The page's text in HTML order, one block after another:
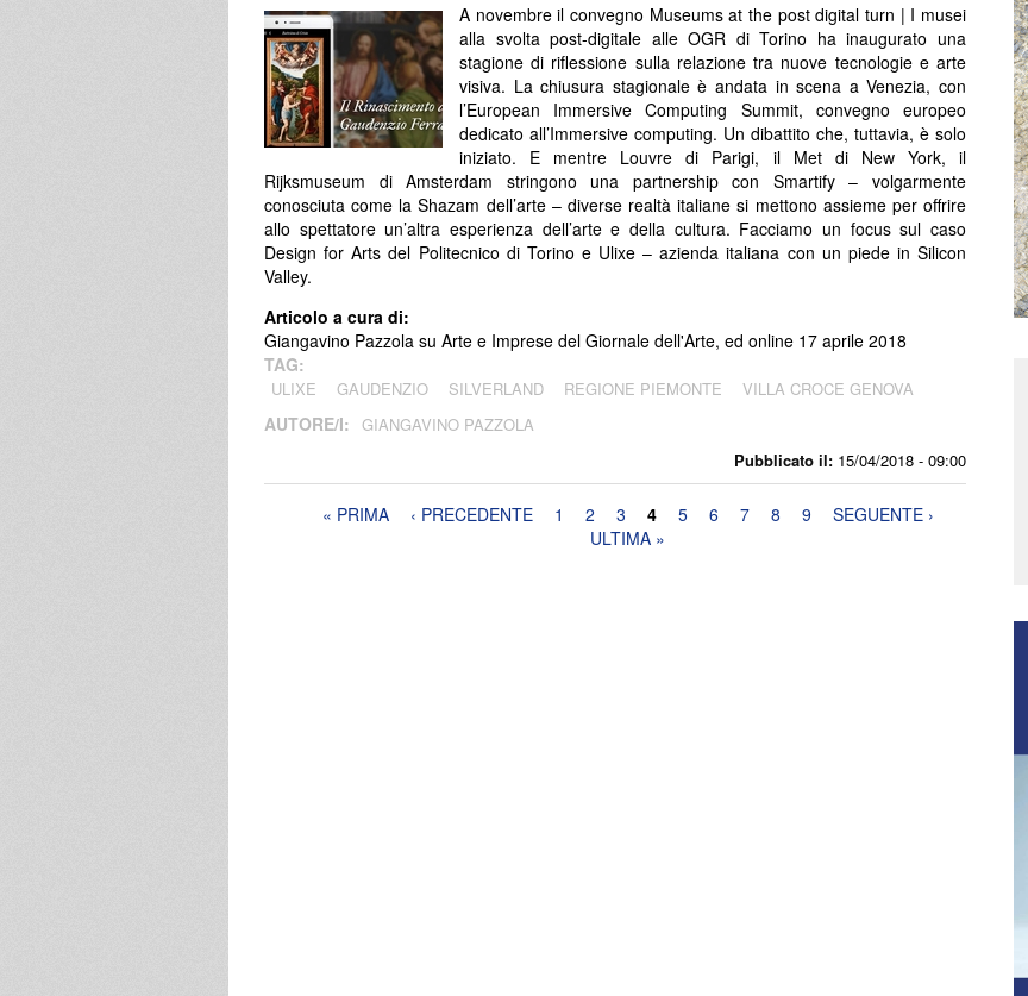
Pubblicato il: 15/04/2018 - 09:00
A novembre il convegno Museums at the post digital turn | I musei
alla svolta post-digitale alle OGR di Torino ha inaugurato una
stagione di riflessione sulla relazione tra nuove tecnologie e arte
visiva. La chiusura stagionale è andata in scena a Venezia, con
l’European Immersive Computing Summit, convegno europeo
dedicato all’Immersive computing. Un dibattito che, tuttavia, è solo
iniziato. E mentre Louvre di Parigi, il Met di New York, il
Rijksmuseum di Amsterdam stringono una partnership con Smartify – volgarmente
conosciuta come la Shazam dell’arte – diverse realtà italiane si mettono assieme per offrire
allo spettatore un’altra esperienza dell’arte e della cultura. Facciamo un focus sul caso
Design for Arts del Politecnico di Torino e Ulixe – azienda italiana con un piede in Silicon
Valley.
Articolo a cura di:
Giangavino Pazzola su Arte e Imprese del Giornale dell'Arte, ed online 17 aprile 2018
TAG:
ULIXE GAUDENZIO SILVERLAND REGIONE PIEMONTE VILLA CROCE GENOVA
AUTORE/I: GIANGAVINO PAZZOLA
Pagine« PRIMA ‹ PRECEDENTE 1 2 3 4 5 6 7 8 9
SEGUENTE ›
ULTIMA »